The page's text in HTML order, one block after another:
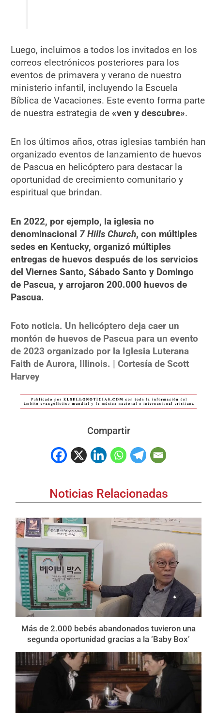
Luego, incluimos a todos los invitados en los
correos electrónicos posteriores para los
eventos de primavera y verano de nuestro
ministerio infantil, incluyendo la Escuela
Bíblica de Vacaciones. Este evento forma parte
de nuestra estrategia de «ven y descubre».
En los últimos años, otras iglesias también han
organizado eventos de lanzamiento de huevos
de Pascua en helicóptero para destacar la
oportunidad de crecimiento comunitario y
espiritual que brindan.
En 2022, por ejemplo, la iglesia no
denominacional 7 Hills Church, con múltiples
sedes en Kentucky, organizó múltiples
entregas de huevos después de los servicios
del Viernes Santo, Sábado Santo y Domingo
de Pascua, y arrojaron 200.000 huevos de
Pascua.
Foto noticia. Un helicóptero deja caer un
montón de huevos de Pascua para un evento
de 2023 organizado por la Iglesia Luterana
Faith de Aurora, Illinois. | Cortesía de Scott
Harvey
Compartir
Noticias Relacionadas
Más de 2.000 bebés abandonados tuvieron una
segunda oportunidad gracias a la ‘Baby Box’